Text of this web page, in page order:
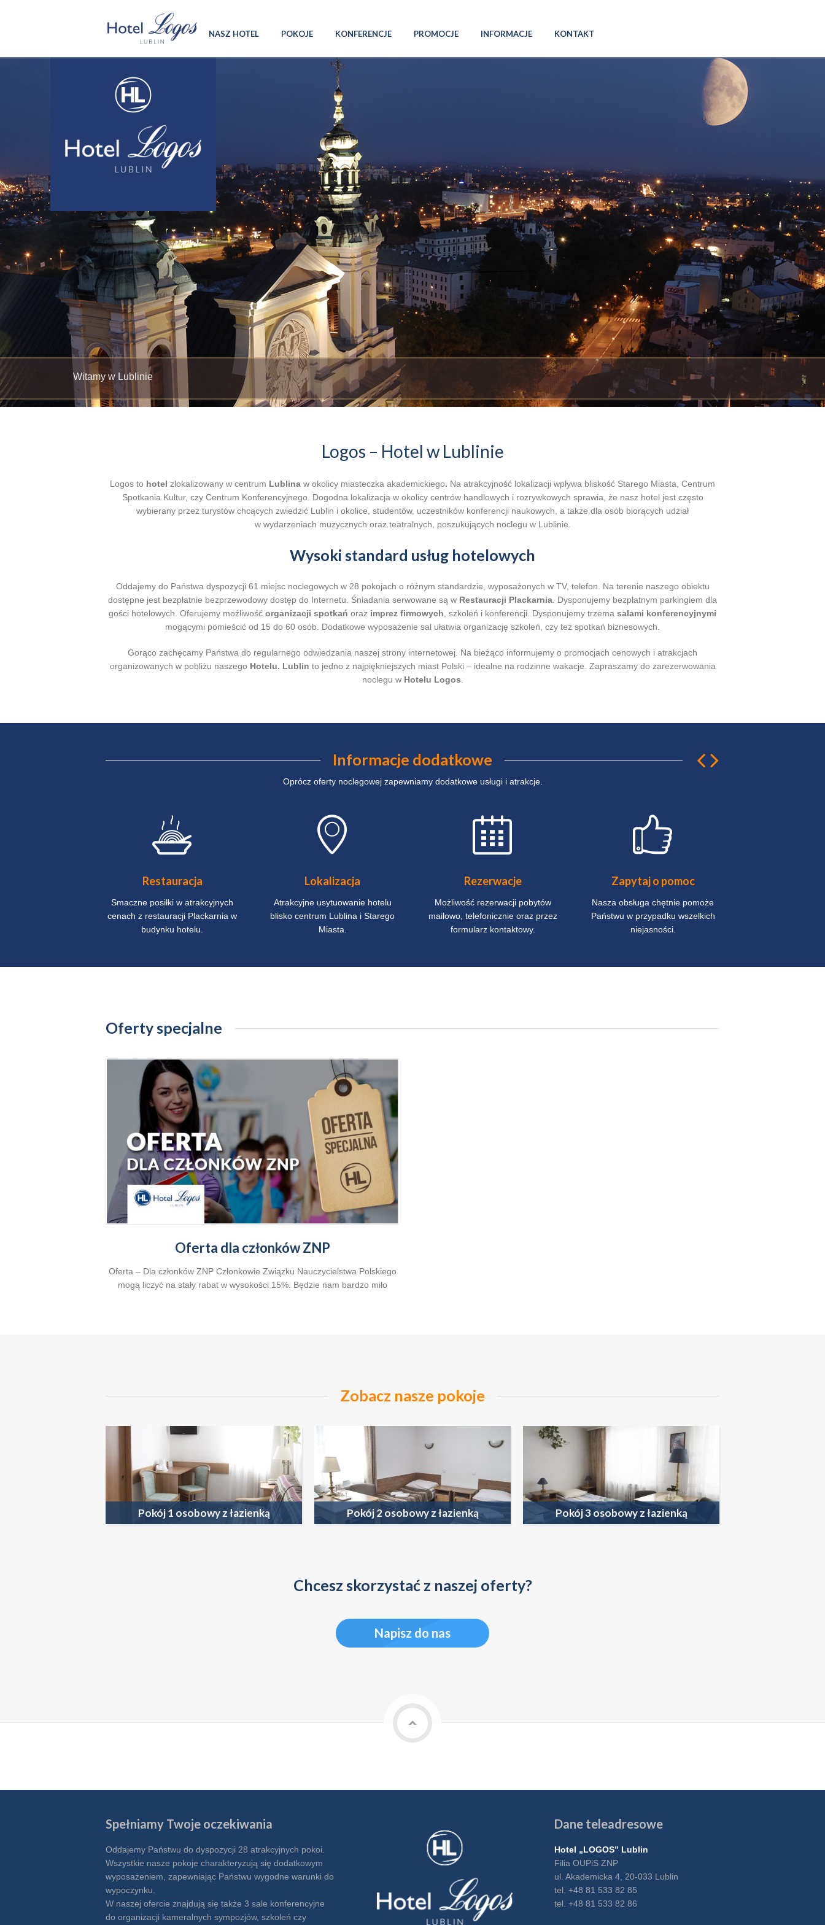
NASZ HOTEL POKOJE KONFERENCJE PROMOCJE INFORMACJE KONTAKT
Witamy w Lublinie
Logos – Hotel w Lublinie
Logos to hotel zlokalizowany w centrum Lublina w okolicy miasteczka akademickiego. Na atrakcyjność lokalizacji wpływa bliskość Starego Miasta, Centrum
Spotkania Kultur, czy Centrum Konferencyjnego. Dogodna lokalizacja w okolicy centrów handlowych i rozrywkowych sprawia, że nasz hotel jest często
wybierany przez turystów chcących zwiedzić Lublin i okolice, studentów, uczestników konferencji naukowych, a także dla osób biorących udział
w wydarzeniach muzycznych oraz teatralnych, poszukujących noclegu w Lublinie.
Wysoki standard usług hotelowych
Oddajemy do Państwa dyspozycji 61 miejsc noclegowych w 28 pokojach o różnym standardzie, wyposażonych w TV, telefon. Na terenie naszego obiektu
dostępne jest bezpłatnie bezprzewodowy dostęp do Internetu. Śniadania serwowane są w Restauracji Plackarnia. Dysponujemy bezpłatnym parkingiem dla
gości hotelowych. Oferujemy możliwość organizacji spotkań oraz imprez firmowych, szkoleń i konferencji. Dysponujemy trzema salami konferencyjnymi
mogącymi pomieścić od 15 do 60 osób. Dodatkowe wyposażenie sal ułatwia organizację szkoleń, czy też spotkań biznesowych.
Gorąco zachęcamy Państwa do regularnego odwiedzania naszej strony internetowej. Na bieżąco informujemy o promocjach cenowych i atrakcjach
organizowanych w pobliżu naszego Hotelu. Lublin to jedno z najpiękniejszych miast Polski – idealne na rodzinne wakacje. Zapraszamy do zarezerwowania
noclegu w Hotelu Logos.
Informacje dodatkowe
Oprócz oferty noclegowej zapewniamy dodatkowe usługi i atrakcje.
Restauracja
Smaczne posiłki w atrakcyjnych
cenach z restauracji Plackarnia w
budynku hotelu.
Lokalizacja
Atrakcyjne usytuowanie hotelu
blisko centrum Lublina i Starego
Miasta.
Rezerwacje
Możliwość rezerwacji pobytów
mailowo, telefonicznie oraz przez
formularz kontaktowy.
Zapytaj o pomoc
Nasza obsługa chętnie pomoże
Państwu w przypadku wszelkich
niejasności.
Oferty specjalne
Oferta dla członków ZNP
Oferta – Dla członków ZNP Członkowie Związku Nauczycielstwa Polskiego
mogą liczyć na stały rabat w wysokości 15%. Będzie nam bardzo miło
Zobacz nasze pokoje
ZOBACZ WIĘCEJ
Pokój 1 osobowy z łazienką
ZOBACZ WIĘCEJ
Pokój 2 osobowy z łazienką
ZOBACZ WIĘCEJ
Pokój 3 osobowy z łazienką
Chcesz skorzystać z naszej oferty?
Napisz do nas
od góry
Spełniamy Twoje oczekiwania
Oddajemy Państwu do dyspozycji 28 atrakcyjnych pokoi.
Wszystkie nasze pokoje charakteryzują się dodatkowym
wyposażeniem, zapewniając Państwu wygodne warunki do
wypoczynku.
W naszej ofercie znajdują się także 3 sale konferencyjne
do organizacji kameralnych sympozjów, szkoleń czy
Dane teleadresowe
Hotel „LOGOS” Lublin
Filia OUPiS ZNP
ul. Akademicka 4, 20-033 Lublin
tel. +48 81 533 82 85
tel. +48 81 533 82 86